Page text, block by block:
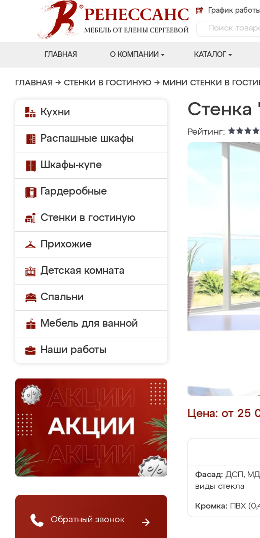
График
ГЛАВНАЯ О КОМПАНИИ КАТАЛОГ
ГЛАВНАЯ → СТЕНКИ В ГОСТИНУЮ → МИНИ СТЕНКИ В
Кухни
Распашные шкафы
Шкафы-купе
Гардеробные
Стенки в гостиную
Прихожие
Детская комната
Спальни
Мебель для ванной
Наши работы
Обратный звонок
Стенка
Рейтинг:
Цена: от 25
Фасад: ДСП,
виды стекла
Кромка: ПВХ